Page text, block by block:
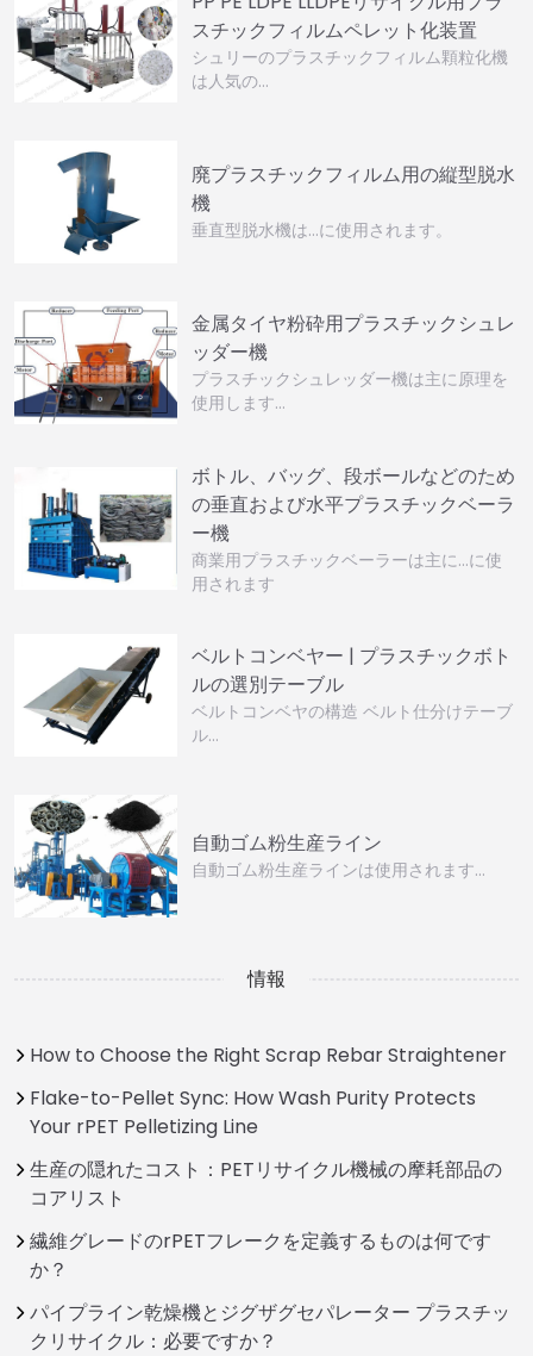
スチックフィルムペレット化装置
シュリーのプラスチックフィルム顆粒化機
は人気の…
廃プラスチックフィルム用の縦型脱水
機
垂直型脱水機は…に使用されます。
金属タイヤ粉砕用プラスチックシュレ
ッダー機
プラスチックシュレッダー機は主に原理を
使用します…
ボトル、バッグ、段ボールなどのため
の垂直および水平プラスチックベーラ
ー機
商業用プラスチックベーラーは主に…に使
用されます
ベルトコンベヤー | プラスチックボト
ルの選別テーブル
ベルトコンベヤの構造 ベルト仕分けテーブ
ル…
自動ゴム粉生産ライン
自動ゴム粉生産ラインは使用されます…
情報
How to Choose the Right Scrap Rebar Straightener
Flake-to-Pellet Sync: How Wash Purity Protects
Your rPET Pelletizing Line
生産の隠れたコスト：PETリサイクル機械の摩耗部品の
コアリスト
繊維グレードのrPETフレークを定義するものは何です
か？
パイプライン乾燥機とジグザグセパレーター プラスチッ
クリサイクル：必要ですか？